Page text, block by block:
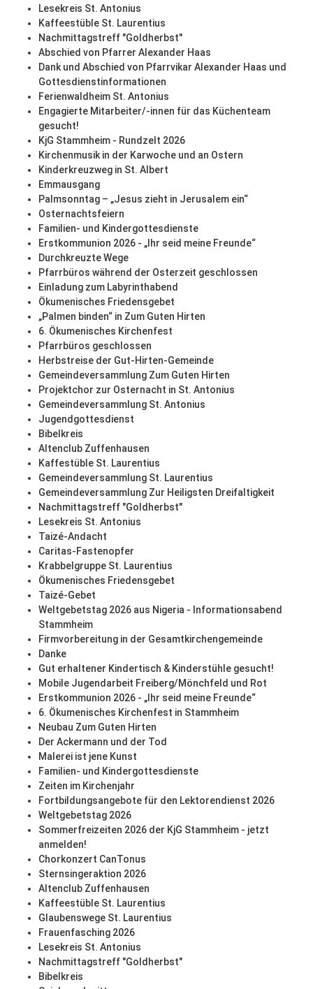
Lesekreis St. Antonius
Kaffeestüble St. Laurentius
Nachmittagstreff "Goldherbst"
Abschied von Pfarrer Alexander Haas
Dank und Abschied von Pfarrvikar Alexander Haas und
Gottesdienstinformationen
Ferienwaldheim St. Antonius
Engagierte Mitarbeiter/-innen für das Küchenteam
gesucht!
KjG Stammheim - Rundzelt 2026
Kirchenmusik in der Karwoche und an Ostern
Kinderkreuzweg in St. Albert
Emmausgang
Palmsonntag – „Jesus zieht in Jerusalem ein“
Osternachtsfeiern
Familien- und Kindergottesdienste
Erstkommunion 2026 - „Ihr seid meine Freunde“
Durchkreuzte Wege
Pfarrbüros während der Osterzeit geschlossen
Einladung zum Labyrinthabend
Ökumenisches Friedensgebet
„Palmen binden“ in Zum Guten Hirten
6. Ökumenisches Kirchenfest
Pfarrbüros geschlossen
Herbstreise der Gut-Hirten-Gemeinde
Gemeindeversammlung Zum Guten Hirten
Projektchor zur Osternacht in St. Antonius
Gemeindeversammlung St. Antonius
Jugendgottesdienst
Bibelkreis
Altenclub Zuffenhausen
Kaffestüble St. Laurentius
Gemeindeversammlung St. Laurentius
Gemeindeversammlung Zur Heiligsten Dreifaltigkeit
Nachmittagstreff "Goldherbst"
Lesekreis St. Antonius
Taizé-Andacht
Caritas-Fastenopfer
Krabbelgruppe St. Laurentius
Ökumenisches Friedensgebet
Taizé-Gebet
Weltgebetstag 2026 aus Nigeria - Informationsabend
Stammheim
Firmvorbereitung in der Gesamtkirchengemeinde
Danke
Gut erhaltener Kindertisch & Kinderstühle gesucht!
Mobile Jugendarbeit Freiberg/Mönchfeld und Rot
Erstkommunion 2026 - „Ihr seid meine Freunde“
6. Ökumenisches Kirchenfest in Stammheim
Neubau Zum Guten Hirten
Der Ackermann und der Tod
Malerei ist jene Kunst
Familien- und Kindergottesdienste
Zeiten im Kirchenjahr
Fortbildungsangebote für den Lektorendienst 2026
Weltgebetstag 2026
Sommerfreizeiten 2026 der KjG Stammheim - jetzt
anmelden!
Chorkonzert CanTonus
Sternsingeraktion 2026
Altenclub Zuffenhausen
Kaffeestüble St. Laurentius
Glaubenswege St. Laurentius
Frauenfasching 2026
Lesekreis St. Antonius
Nachmittagstreff "Goldherbst"
Bibelkreis